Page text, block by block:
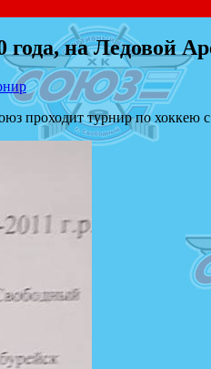
года, на Ледовой
проходит турнир по